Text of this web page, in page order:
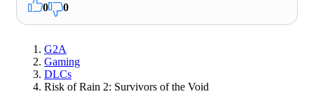
0 0
G2A
Gaming
DLCs
Risk of Rain 2: Survivors of the Void